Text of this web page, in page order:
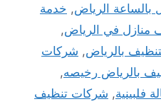
بالساعة الرياض, خدمة
منازل في الرياض,
بالرياض, شركات
بالرياض رخيصه,
فلبينية, شركات تنظيف